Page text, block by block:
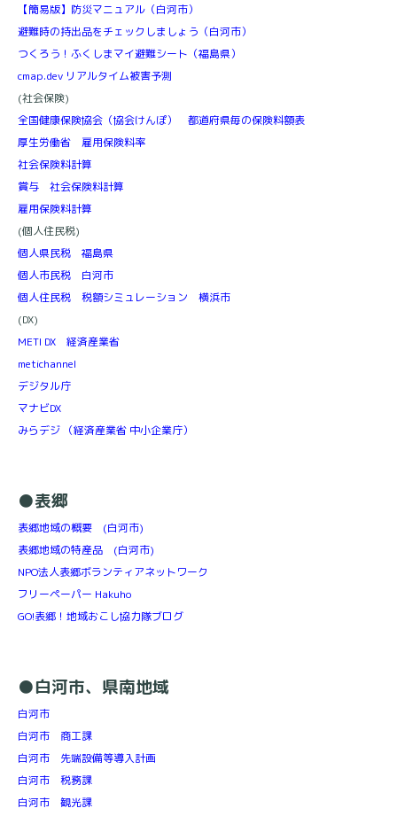
【簡易版】防災マニュアル（白河市）
避難時の持出品をチェックしましょう（白河市）
つくろう！ふくしまマイ避難シート（福島県）
cmap.dev リアルタイム被害予測
(社会保険)
全国健康保険協会（協会けんぽ） 都道府県毎の保険料額表
厚生労働省 雇用保険料率
社会保険料計算
賞与 社会保険料計算
雇用保険料計算
(個人住民税)
個人県民税 福島県
個人市民税 白河市
個人住民税 税額シミュレーション 横浜市
(DX)
METI DX 経済産業省
metichannel
デジタル庁
マナビDX
みらデジ （経済産業省 中小企業庁）
●表郷
表郷地域の概要 (白河市)
表郷地域の特産品 (白河市)
NPO法人表郷ボランティアネットワーク
フリーペーパー Hakuho
GO!表郷！地域おこし協力隊ブログ
●白河市、県南地域
白河市
白河市 商工課
白河市 先端設備等導入計画
白河市 税務課
白河市 観光課